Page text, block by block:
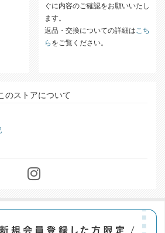
ぐに内容のご確認をお願いいたし
ます。
返品・交換についての詳細はこち
ら をご覧ください。
のストアについて